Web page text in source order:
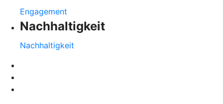
Engagement
Nachhaltigkeit
Nachhaltigkeit